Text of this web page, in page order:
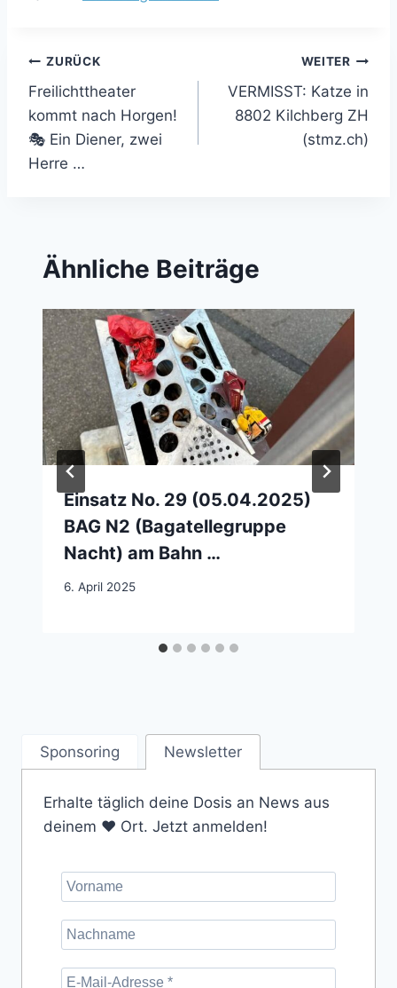
Beitragsnavigation
ZURÜCK
Freilichttheater
kommt nach Horgen!
🎭 Ein Diener, zwei
Herre …
WEITER
VERMISST: Katze in
8802 Kilchberg ZH
(stmz.ch)
Ähnliche Beiträge
Einsatz No. 29 (05.04.2025)
BAG N2 (Bagatellegruppe
Nacht) am Bahn …
6. April 2025
Sponsoring Newsletter
Erhalte täglich deine Dosis an News aus
deinem ❤️ Ort. Jetzt anmelden!